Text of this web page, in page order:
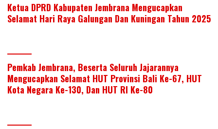
Ketua DPRD Kabupaten Jembrana Mengucapkan
Selamat Hari Raya Galungan Dan Kuningan Tahun 2025
Pemkab Jembrana, Beserta Seluruh Jajarannya
Mengucapkan Selamat HUT Provinsi Bali Ke-67, HUT
Kota Negara Ke-130, Dan HUT RI Ke-80